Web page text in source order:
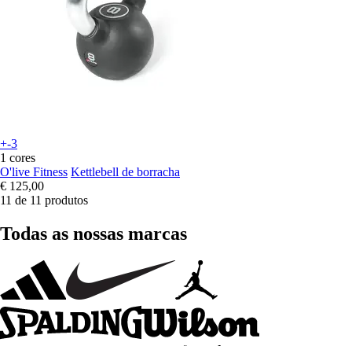
+-3
1 cores
O'live Fitness Kettlebell de borracha
€ 125,00
11 de 11 produtos
Todas as nossas marcas